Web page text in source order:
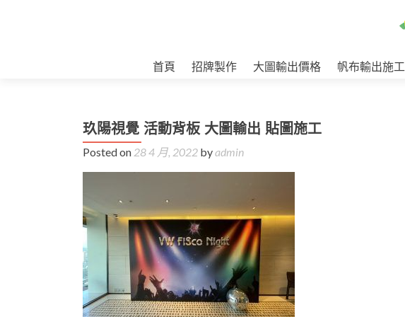
首頁 招牌製作 大圖輸出價格 帆布輸出施工
玖陽視覺 活動背板 大圖輸出 貼圖施工
Posted on 28 4 月, 2022 byadmin